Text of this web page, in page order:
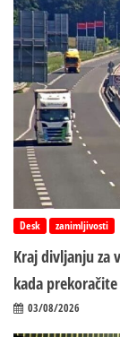
Desk zanimljivosti
Kraj divljanju za
kada
03/08/2026